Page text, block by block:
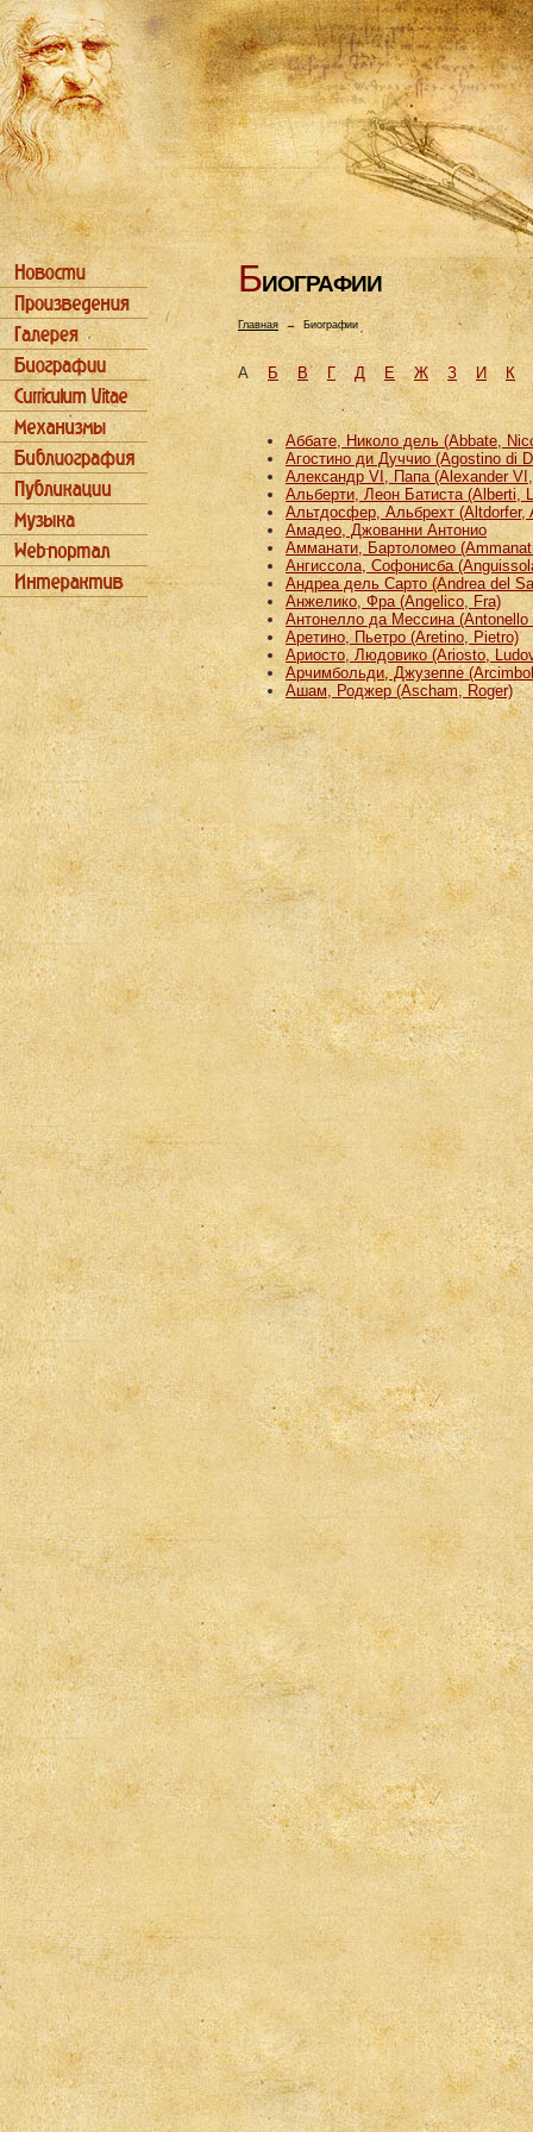
БИОГРАФИИ
Главная→ Биографии
АБ В Г Д Е Ж З И К
Аббате, Николо дель (Abbate,
Агостино ди Дуччио (Agostino di
Александр VI, Папа (Alexander
Альберти, Леон Батиста (Alberti,
Альтдосфер, Альбрехт (Altdorfer,
Амадео, Джованни Антонио
Амманати, Бартоломео
Ангиссола, Софонисба
Андреа дель Сарто (Andrea del
Анжелико, Фра (Angelico, Fra)
Антонелло да Мессина (Antonello
Аретино, Пьетро (Aretino, Pietro)
Ариосто, Людовико (Ariosto,
Арчимбольди, Джузеппе
Ашам, Роджер (Ascham, Roger)